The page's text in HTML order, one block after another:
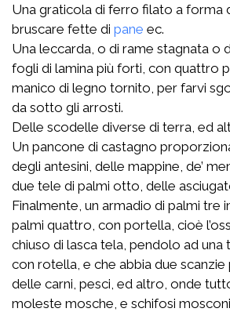
Una graticola di ferro filato a forma
bruscare fette di pane ec.
Una leccarda, o di rame stagnata o
fogli di lamina più forti, con quattro
manico di legno tornito, per farvi
da sotto gli arrosti.
Delle scodelle diverse di terra, ed
Un pancone di castagno
degli antesini, delle mappine, de’
due tele di palmi otto, delle
Finalmente, un armadio di palmi tre
palmi quattro, con portella, cioè
chiuso di lasca tela, pendolo ad una
con rotella, e che abbia due
delle carni, pesci, ed altro, onde
moleste mosche, e schifosi